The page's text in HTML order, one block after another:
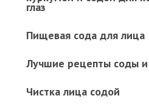
глаз
Пищевая сода для лица
Лучшие рецепты соды
Чистка лица содой